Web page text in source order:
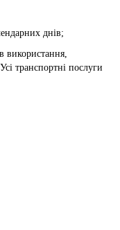
днів;
використання,
транспортні послуги